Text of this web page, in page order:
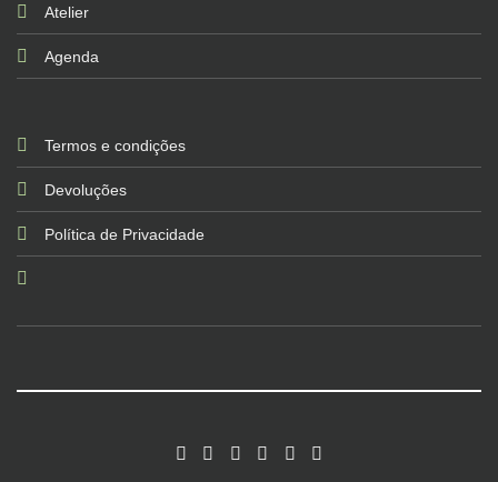
Atelier
Agenda
Termos e condições
Devoluções
Política de Privacidade